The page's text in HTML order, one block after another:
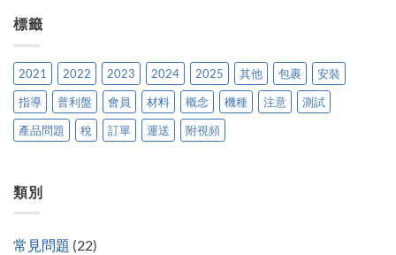
標籤
2021 2022 2023 2024 2025 其他 包裹
安裝
指導
普利盤 會員 材料 概念 機種 注意
測試
產品問題
稅 訂單 運送 附視頻
類別
常見問題 (22)